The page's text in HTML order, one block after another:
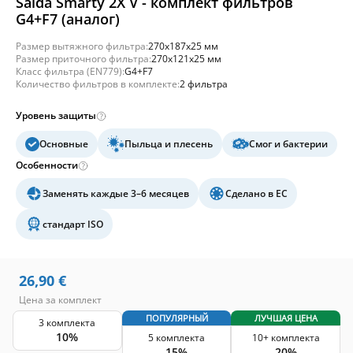
G4+F7 (аналог)
Размер вытяжного фильтра:270x187x25 мм
Размер приточного фильтра:270x121x25 мм
Класс фильтра (EN779):G4+F7
Количество фильтров в комплекте:2 фильтра
Уровень защиты
Основные Пыльца и плесень
Смог и бактерии
Особенности
Заменять каждые 3–6 месяцев Сделано в ЕС
стандарт ISO
26,90 €
Цена за комплект
3 комплекта
10%
ПОПУЛЯРНЫЙ
5 комплекта
ЛУЧШАЯ ЦЕНА
10+ комплекта